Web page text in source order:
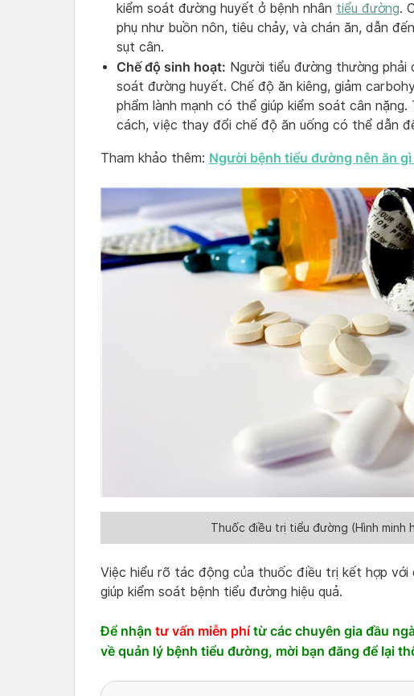
kiểm soát đường huyết ở bệnh nhân tiểu đường.
phụ như buồn nôn, tiêu chảy, và chán ăn, dẫn
sụt cân.
Chế độ sinh hoạt: Người tiểu đường thường phải
soát đường huyết. Chế độ ăn kiêng, giảm
phẩm lành mạnh có thể giúp kiểm soát cân nặng.
cách, việc thay đổi chế độ ăn uống có thể dẫn
Tham khảo thêm: Người bệnh tiểu đường nên ăn
Thuốc điều trị tiểu đường (Hình minh
Việc hiểu rõ tác động của thuốc điều trị kết hợp
giúp kiểm soát bệnh tiểu đường hiệu quả.
Để nhận tư vấn miễn phítừ các chuyên gia đầu
về quản lý bệnh tiểu đường, mời bạn đăng để lại